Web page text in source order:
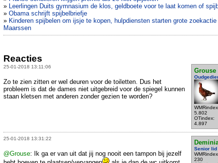
» Leerlingen Duits gymnasium de klos, geldboete voor te laat komen of
» Obama schrijft spijbelbriefje
» Kinderen spijbelen om ijsje te kopen, hulpdiensten starten grote zoekactie
Maarssen
Reacties
25-01-2018 13:11:06
Grouse
5.802
OTindex:
4.897
Zo te zien zitten er wel deuren voor de toiletten. Dus het
probleem is dat de dames niet uitgebreid voor de spiegel kunnen
staan kletsen met anderen zonder gezien te worden?
25-01-2018 13:31:22
Senior lid
230
@Grouse: Ik ga er van uit dat jij nog nooit een tampon bij jezelf